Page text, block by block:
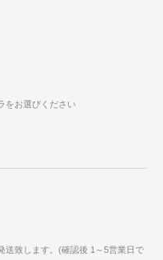
をお選びください
送致します。(確認後 1～5営業日で